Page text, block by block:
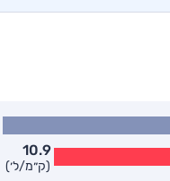
10.9
(ק״מ/ל׳)